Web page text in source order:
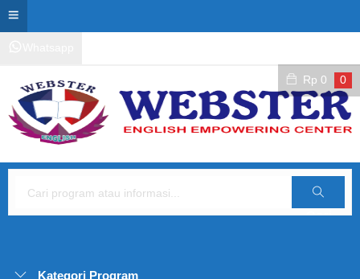
Rp 0 0
Cari
Kategori Program